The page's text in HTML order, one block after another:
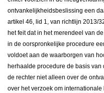
ontvankelijkheidsbeslissing een
artikel 46, lid 1, van richtlijn 2013/
het feit dat in het merendeel van
in de oorspronkelijke procedure
voldoet aan de waarborgen van
herhaalde procedure de basis
de rechter niet alleen over de
over het verzoek om